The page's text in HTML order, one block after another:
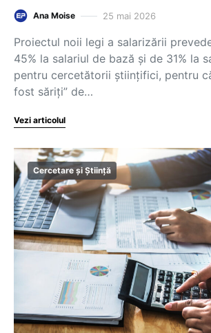
Ana Moise 25 mai 2026
Proiectul noii legi a salarizării
45% la salariul de bază și de 31% la
pentru cercetătorii științifici, pentru
fost săriți” de…
Vezi articolul
Cercetare și Știință